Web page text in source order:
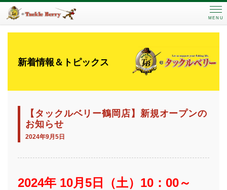
MENU
新着情報＆トピックス
【タックルベリー鶴岡店】新規オープンの
お知らせ
2024年9月5日
2024年 10月5日（土）10：00～